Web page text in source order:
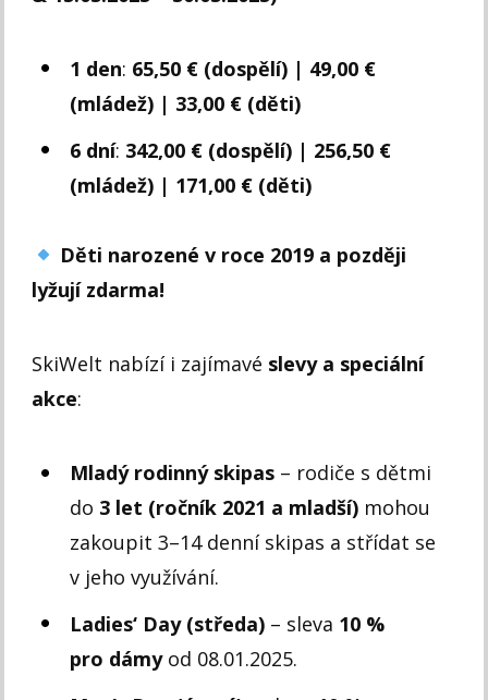
1 den: 65,50 € (dospělí) | 49,00 €
(mládež) | 33,00 € (děti)
6 dní: 342,00 € (dospělí) | 256,50 €
(mládež) | 171,00 € (děti)
Děti narozené v roce 2019 a později
lyžují zdarma!
SkiWelt nabízí i zajímavé slevy a speciální
akce:
Mladý rodinný skipas – rodiče s dětmi
do 3 let (ročník 2021 a mladší) mohou
zakoupit 3–14 denní skipas a střídat se
v jeho využívání.
Ladies‘ Day (středa) – sleva 10 %
pro dámyod 08.01.2025.